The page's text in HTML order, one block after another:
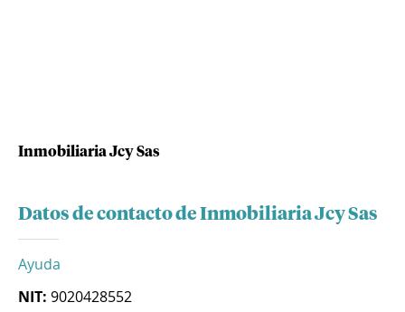
Inmobiliaria Jcy Sas
Datos de contacto de Inmobiliaria Jcy Sas
Ayuda
NIT: 9020428552